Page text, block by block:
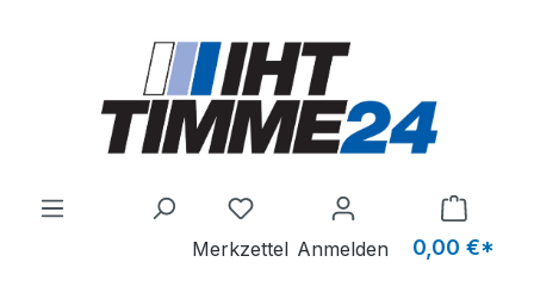
Du hast 0 Produkte auf dem
Merkzettel Anmelden 0,00 €*